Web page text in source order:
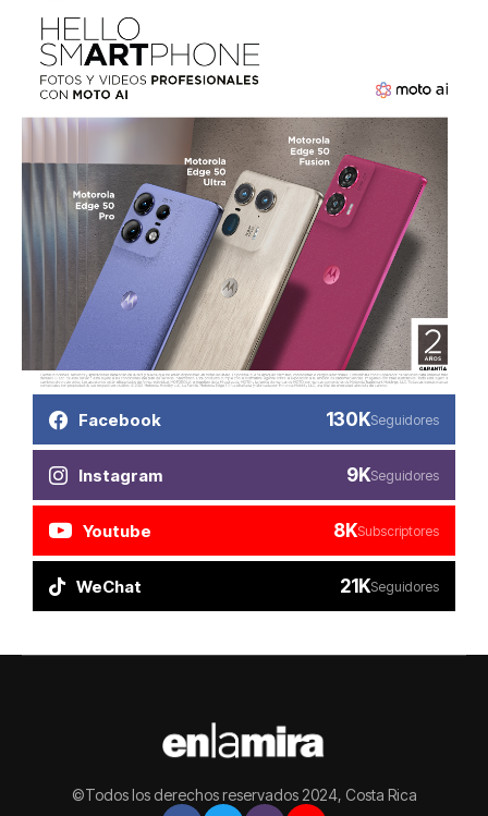
Facebook 130KSeguidores
Instagram 9KSeguidores
Youtube 8KSubscriptores
WeChat 21KSeguidores
©Todos los derechos reservados 2024, Costa Rica